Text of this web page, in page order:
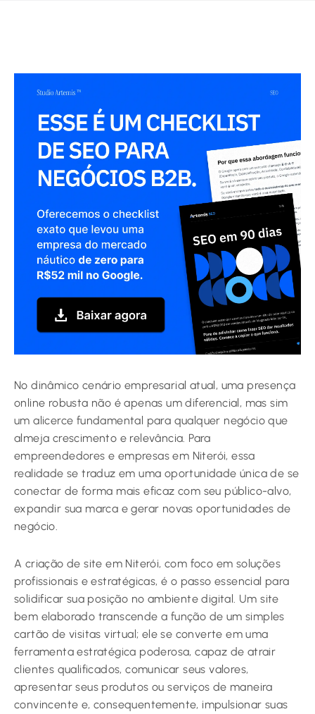
No dinâmico cenário empresarial atual, uma presença
online robusta não é apenas um diferencial, mas sim
um alicerce fundamental para qualquer negócio que
almeja crescimento e relevância. Para
empreendedores e empresas em Niterói, essa
realidade se traduz em uma oportunidade única de se
conectar de forma mais eficaz com seu público-alvo,
expandir sua marca e gerar novas oportunidades de
negócio.
A criação de site em Niterói, com foco em soluções
profissionais e estratégicas, é o passo essencial para
solidificar sua posição no ambiente digital. Um site
bem elaborado transcende a função de um simples
cartão de visitas virtual; ele se converte em uma
ferramenta estratégica poderosa, capaz de atrair
clientes qualificados, comunicar seus valores,
apresentar seus produtos ou serviços de maneira
convincente e, consequentemente, impulsionar suas